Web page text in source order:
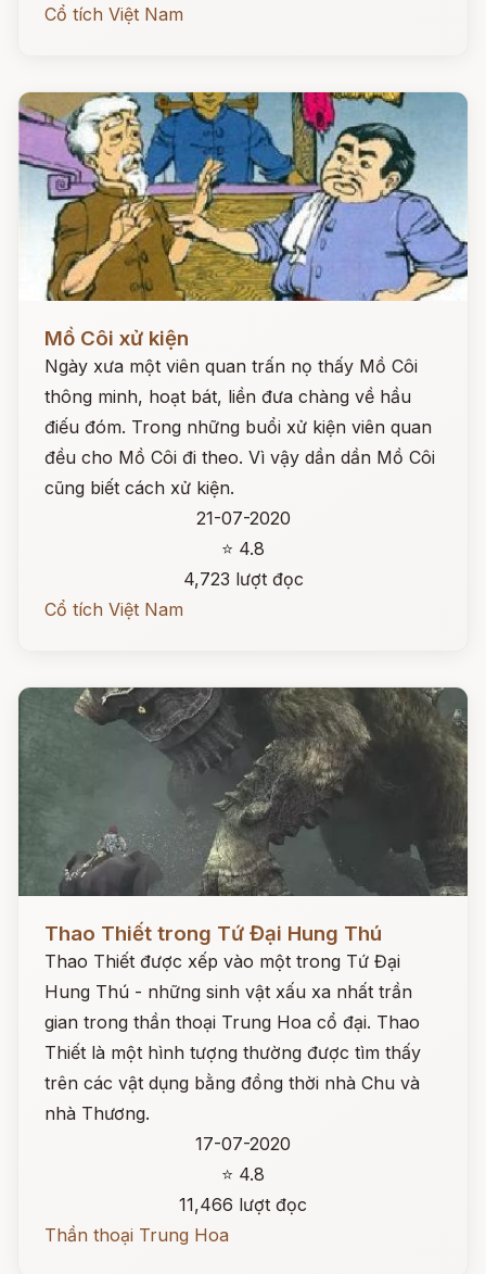
Cổ tích Việt Nam
Đọc ngay
Mồ Côi xử kiện
Ngày xưa một viên quan trấn nọ thấy Mồ Côi
thông minh, hoạt bát, liền đưa chàng về hầu
điếu đóm. Trong những buổi xử kiện viên quan
đều cho Mồ Côi đi theo. Vì vậy dần dần Mồ Côi
cũng biết cách xử kiện.
21-07-2020
⭐ 4.8
4,723 lượt đọc
Cổ tích Việt Nam
Thao Thiết trong Tứ Đại Hung Thú
Thao Thiết được xếp vào một trong Tứ Đại
Hung Thú - những sinh vật xấu xa nhất trần
gian trong thần thoại Trung Hoa cổ đại. Thao
Thiết là một hình tượng thường được tìm thấy
trên các vật dụng bằng đồng thời nhà Chu và
nhà Thương.
17-07-2020
⭐ 4.8
11,466 lượt đọc
Thần thoại Trung Hoa